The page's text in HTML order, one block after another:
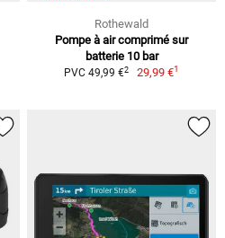
Rothewald
Pompe à air comprimé sur
batterie 10 bar
PVC 49,99 €2 29,99 €1